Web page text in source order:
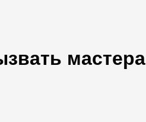
мастера